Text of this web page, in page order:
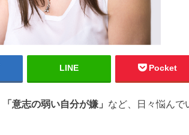
LINE Pocket
「意志の弱い自分が嫌」 など、日々悩んで